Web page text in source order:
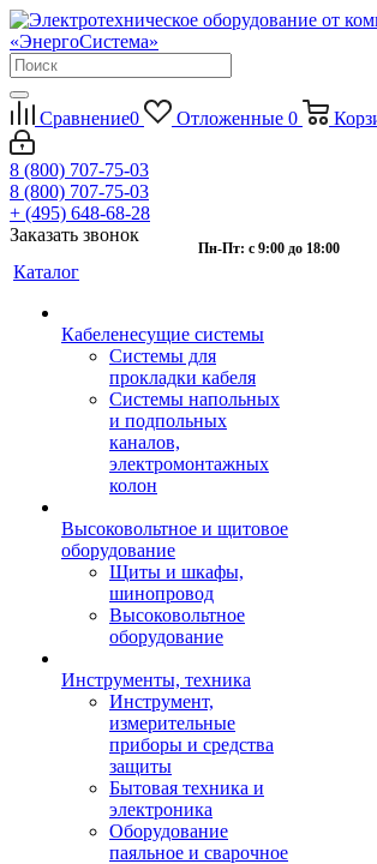
Сравнение0 Отложенные 0
8 (800) 707-75-03
8 (800) 707-75-03
+ (495) 648-68-28
Заказать звонок
Пн-Пт: с 9:00 до 18:00
Каталог
Кабеленесущие системы
Системы для
прокладки кабеля
Системы напольных
и подпольных
каналов,
электромонтажных
колон
Высоковольтное и щитовое
оборудование
Щиты и шкафы,
шинопровод
Высоковольтное
оборудование
Инструменты, техника
Инструмент,
измерительные
приборы и средства
защиты
Бытовая техника и
электроника
Оборудование
паяльное и сварочное